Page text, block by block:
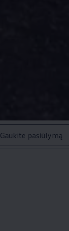
Gaukite pasiūlymą